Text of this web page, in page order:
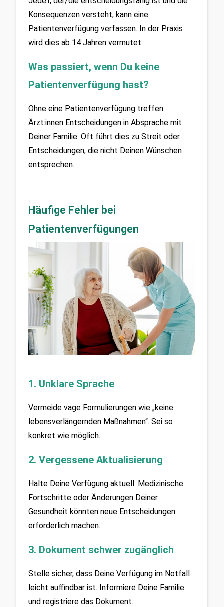
Konsequenzen versteht, kann eine
Patientenverfügung verfassen. In der Praxis
wird dies ab 14 Jahren vermutet.
Was passiert, wenn Du keine
Patientenverfügung hast?
Ohne eine Patientenverfügung treffen
Ärzt:innen Entscheidungen in Absprache mit
Deiner Familie. Oft führt dies zu Streit oder
Entscheidungen, die nicht Deinen Wünschen
entsprechen.
Häufige Fehler bei
Patientenverfügungen
1. Unklare Sprache
Vermeide vage Formulierungen wie „keine
lebensverlängernden Maßnahmen“. Sei so
konkret wie möglich.
2. Vergessene Aktualisierung
Halte Deine Verfügung aktuell. Medizinische
Fortschritte oder Änderungen Deiner
Gesundheit könnten neue Entscheidungen
erforderlich machen.
3. Dokument schwer zugänglich
Stelle sicher, dass Deine Verfügung im Notfall
leicht auffindbar ist. Informiere Deine Familie
und registriere das Dokument.